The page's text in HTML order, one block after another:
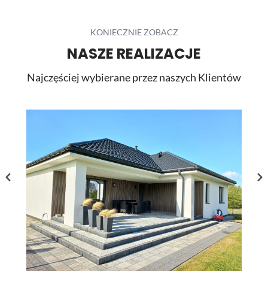
KONIECZNIE ZOBACZ
NASZE REALIZACJE
Najczęściej wybierane przez naszych Klientów